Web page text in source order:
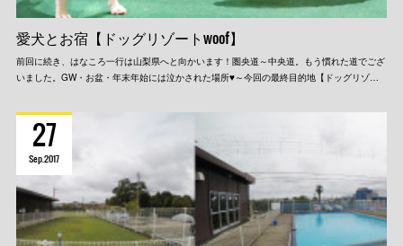
愛犬とお宿【ドッグリゾートwoof】
前回に続き、はなころ一行は山梨県へと向かいます！圏央道～中央道。もう慣れた道でござ
いました。GW・お盆・年末年始には泣かされた場所♥～今回の最終目的地【ドッグリゾ…
27
Sep2017